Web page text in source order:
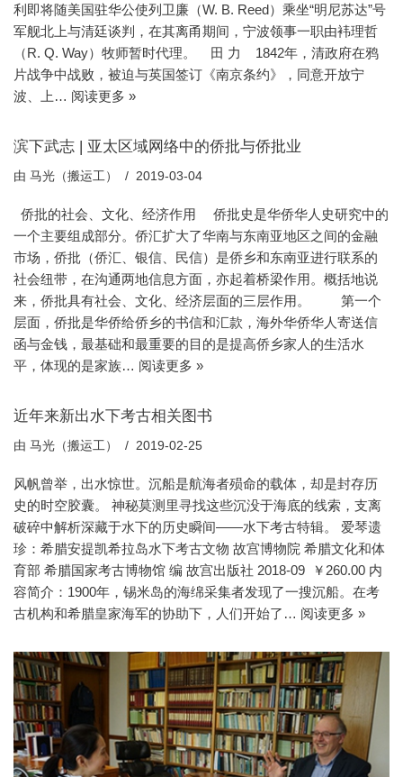
利即将随美国驻华公使列卫廉（W. B. Reed）乘坐“明尼苏达”号
军舰北上与清廷谈判，在其离甬期间，宁波领事一职由袆理哲
（R. Q. Way）牧师暂时代理。 田 力 1842年，清政府在鸦
片战争中战败，被迫与英国签订《南京条约》，同意开放宁
波、上… 阅读更多 »
滨下武志 | 亚太区域网络中的侨批与侨批业
由 马光（搬运工） 2019-03-04
侨批的社会、文化、经济作用 侨批史是华侨华人史研究中的
一个主要组成部分。侨汇扩大了华南与东南亚地区之间的金融
市场，侨批（侨汇、银信、民信）是侨乡和东南亚进行联系的
社会纽带，在沟通两地信息方面，亦起着桥梁作用。概括地说
来，侨批具有社会、文化、经济层面的三层作用。 第一个
层面，侨批是华侨给侨乡的书信和汇款，海外华侨华人寄送信
函与金钱，最基础和最重要的目的是提高侨乡家人的生活水
平，体现的是家族… 阅读更多 »
近年来新出水下考古相关图书
由 马光（搬运工） 2019-02-25
风帆曾举，出水惊世。沉船是航海者殒命的载体，却是封存历
史的时空胶囊。 神秘莫测里寻找这些沉没于海底的线索，支离
破碎中解析深藏于水下的历史瞬间——水下考古特辑。 爱琴遗
珍：希腊安提凯希拉岛水下考古文物 故宫博物院 希腊文化和体
育部 希腊国家考古博物馆 编 故宫出版社 2018-09 ￥260.00 内
容简介：1900年，锡米岛的海绵采集者发现了一搜沉船。在考
古机构和希腊皇家海军的协助下，人们开始了… 阅读更多 »